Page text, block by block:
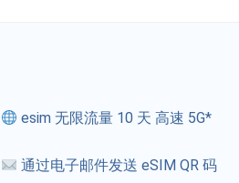
esim 无限流量 10 天 高速 5G*
通过电子邮件发送 eSIM QR 码